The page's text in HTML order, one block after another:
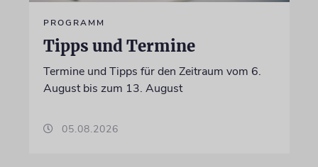
PROGRAMM
Tipps und Termine
Termine und Tipps für den Zeitraum vom 6.
August bis zum 13. August
05.08.2026